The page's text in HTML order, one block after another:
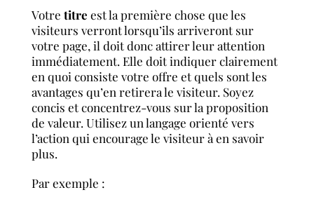
Votre titre est la première chose que les
visiteurs verront lorsqu’ils arriveront sur
votre page, il doit donc attirer leur attention
immédiatement. Elle doit indiquer clairement
en quoi consiste votre offre et quels sont les
avantages qu’en retirera le visiteur. Soyez
concis et concentrez-vous sur la proposition
de valeur. Utilisez un langage orienté vers
l’action qui encourage le visiteur à en savoir
plus.
Par exemple :